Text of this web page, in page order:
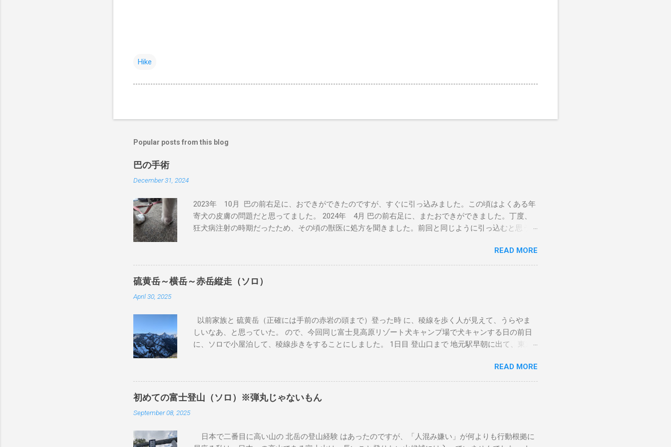
Hike
Popular posts from this blog
巴の手術
December 31, 2024
2023年 10月 巴の前右足に、おできができたのですが、すぐに引っ込みました。この頃はよくある年
寄犬の皮膚の問題だと思ってました。 2024年 4月 巴の前右足に、またおできができました。丁度、
狂犬病注射の時期だったため、その頃の獣医に処方を聞きました。前回と同じように引っ込むと思う
良性とも悪性ともわからない結果でした。 この獣医さんは、来月廃業するとのことだったので、紹介
状を書いてもらいました。 2024年 7月 おできが大きくなってきているので、紹介状を持って、他の
獣医さんにあたりました。そちらでも、良性とも悪性ともわからず、巴が15歳（人間で言うと83歳）
なので、手術に伴う麻酔の体への負担を気にされていました。私も気になります。麻酔をかけたら最
特に気にしていませんでした。 2024年 9月 私がH1N1にかかって2階で伏せってた時、滅多にやらな
いのですが、ベッドの上にのっかてきました。腕に腫瘍はあっても、それくらいの元気はありました。
巾着田にお散歩に行ったり、キャンプに行ったりもしていました。 2024年 10月 10日 私が山に登
かかりつけの動物病院に予約を取り、私も半休をとって連れて行きました。そこの動物病院で、「イヌ
の腫瘍専門の先生がいるので見てもらったら」という提案をいただきました。 すぐに提案された２つ
の病院に電話しました。一つは、いくらかけても電話は通じませんでした。もう一つの方に予約を取り
かいらっしゃらず、基本は伊豆を本拠にしているとのことでした。その場で血液検査をしてもらい、腎
臓の数値が悪いので手術は無理かもしれない、と言う話をもらいました。が、腎臓医療用の食事を与え
READ MORE
硫黄岳～横岳～赤岳縦走（ソロ）
April 30, 2025
以前家族と 硫黄岳（正確には手前の赤岩の頭まで）登った時 に、稜線を歩く人が見えて、うらやま
しいなあ、と思っていた。 ので、今回同じ富士見高原リゾート犬キャンプ場で犬キャンする日の前日
に、ソロで小屋泊して、稜線歩きをすることにしました。 1日目 登山口まで 地元駅早朝に出て、東京
ん。平日の朝だったため、通学の高校生でいっぱいでした。しかし都会の電車とはずいぶん違います。
何が違うのかと言うと、乗車してくる生徒全てが互いのことを知っていて、おはよー、とか挨拶してお
しゃべりし始めます。高校生だけではなく、小学生も同じ会話の輪にまざります。 なんか、どこかの
教室に紛れ込んだみたい。 小海駅を降りたら、地元バスで「みどり池前」で降りると、ちょうどしら
降りることにしました。男性に感謝。 10:30 頃、降り立つと、脚がちょっと寒い。今回、真冬用の中ボ
READ MORE
初めての富士登山（ソロ）※弾丸じゃないもん
September 08, 2025
日本で二番目に高い山の 北岳の登山経験 はあったのですが、「人混み嫌い」が何よりも行動根拠に